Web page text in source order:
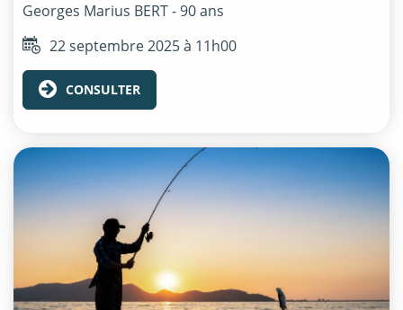
Georges Marius BERT- 90 ans
22 septembre 2025 à 11h00
CONSULTER